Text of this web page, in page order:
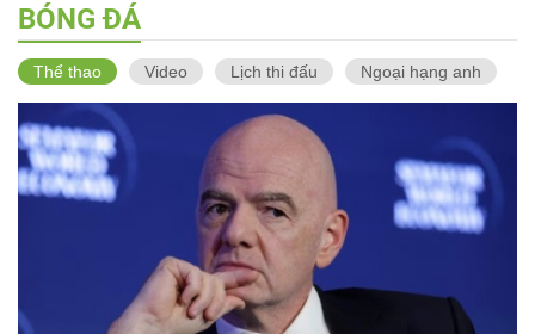
BÓNG ĐÁ
Thể thao Video Lịch thi đấu Ngoại hạng anh